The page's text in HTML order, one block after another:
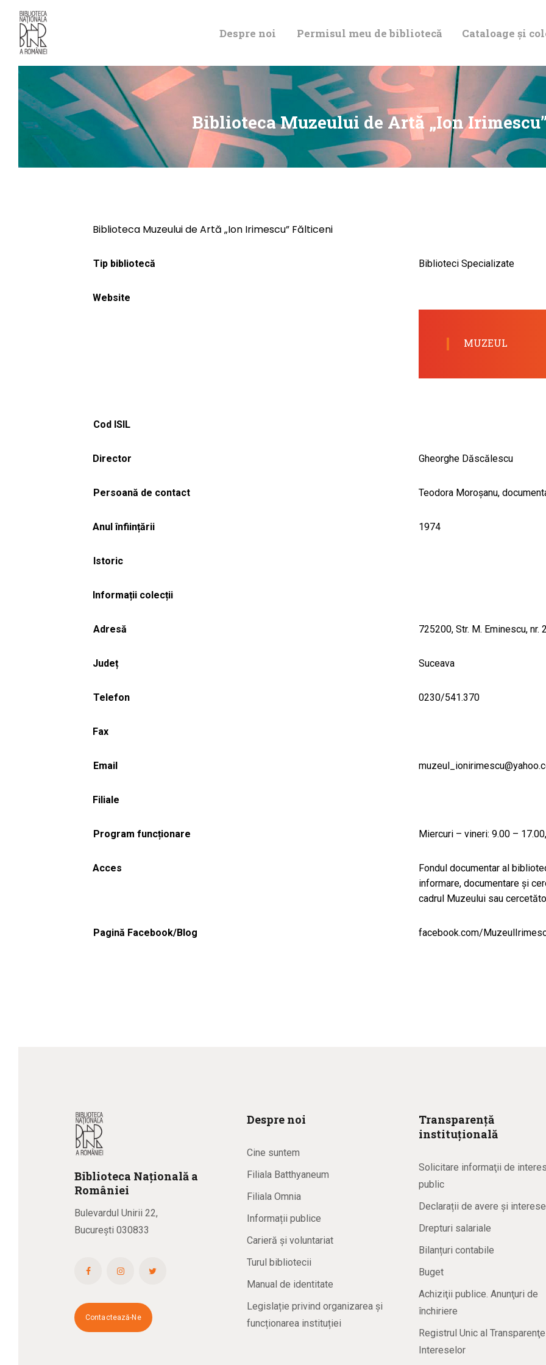
Despre noi Permisul meu de bibliotecă Cataloage și
Biblioteca Muzeului de Artă „Ion
DE BIBLIOTECĂ
CATALOAGE ȘI
COLECȚII
Biblioteca Muzeului de Artă „Ion Irimescu” Fălticeni
Tip bibliotecă Biblioteci Specializate
Website
MUZEUL
Cod ISIL
Director Gheorghe Dăscălescu
Persoană de contact Teodora Moroşanu,
Anul înființării 1974
Istoric
Informații colecții
Adresă 725200, Str. M. Eminescu, nr.
Județ Suceava
Telefon 0230/541.370
Fax
Email
Filiale
Program funcționare Miercuri – vineri: 9.00 –
Acces
Fondul documentar al
informare, documentare și
cadrul Muzeului sau
Pagină Facebook/Blog facebook.com/
Biblioteca Națională a
României
Bulevardul Unirii 22,
București 030833
Contactează-Ne
Despre noi
Cine suntem
Filiala Batthyaneum
Filiala Omnia
Informații publice
Carieră și voluntariat
Turul bibliotecii
Manual de identitate
Legislație privind organizarea și
funcționarea instituției
Transparență
instituțională
Solicitare informaţii de
public
Declarații de avere și interese
Drepturi salariale
Bilanțuri contabile
Buget
Achiziţii publice. Anunţuri de
închiriere
Registrul Unic al
Intereselor